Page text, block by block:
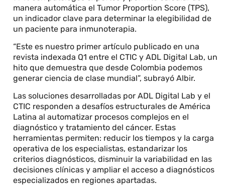
manera automática el Tumor Proportion Score (TPS),
un indicador clave para determinar la elegibilidad de
un paciente para inmunoterapia.
“Este es nuestro primer artículo publicado en una
revista indexada Q1 entre el CTIC y ADL Digital Lab, un
hito que demuestra que desde Colombia podemos
generar ciencia de clase mundial”, subrayó Albir.
Las soluciones desarrolladas por ADL Digital Lab y el
CTIC responden a desafíos estructurales de América
Latina al automatizar procesos complejos en el
diagnóstico y tratamiento del cáncer. Estas
herramientas permiten: reducir los tiempos y la carga
operativa de los especialistas, estandarizar los
criterios diagnósticos, disminuir la variabilidad en las
decisiones clínicas y ampliar el acceso a diagnósticos
especializados en regiones apartadas.